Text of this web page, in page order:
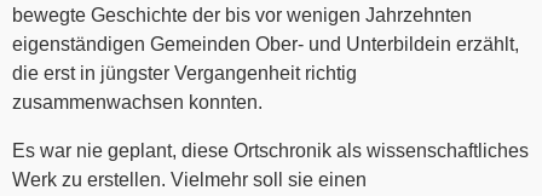
bewegte Geschichte der bis vor wenigen Jahrzehnten
eigenständigen Gemeinden Ober- und Unterbildein erzählt,
die erst in jüngster Vergangenheit richtig
zusammenwachsen konnten.
Es war nie geplant, diese Ortschronik als wissenschaftliches
Werk zu erstellen. Vielmehr soll sie einen